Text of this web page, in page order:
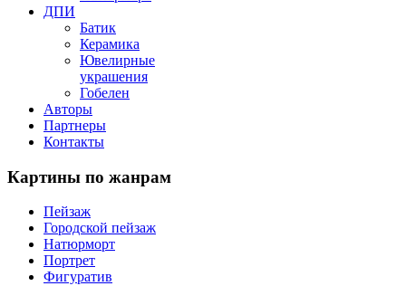
ДПИ
Батик
Керамика
Ювелирные
украшения
Гобелен
Авторы
Партнеры
Контакты
Картины по жанрам
Пейзаж
Городской пейзаж
Натюрморт
Портрет
Фигуратив